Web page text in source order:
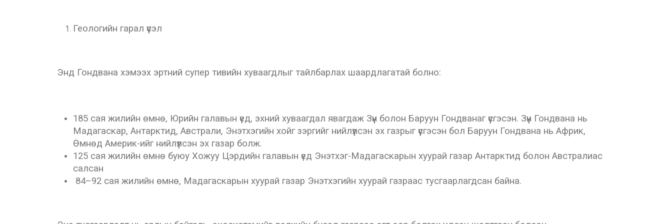
Геологийн гарал үүсэл
Энд Гондвана хэмээх эртний супер тивийн хуваагдлыг тайлбарлах шаардлагатай болно:
185 сая жилийн өмнө, Юрийн галавын үед, эхний хуваагдал явагдаж Зүүн болон Баруун Гондванаг үүсгэсэн. Зүүн Гондвана нь
Мадагаскар, Антарктид, Австрали, Энэтхэгийн хойг зэргийг нийлүүлсэн эх газрыг үүсгэсэн бол Баруун Гондвана нь Африк,
Өмнөд Америк-ийг нийлүүлсэн эх газар болж.
125 сая жилийн өмнө буюу Хожуу Цэрдийн галавын үед Энэтхэг-Мадагаскарын хуурай газар Антарктид болон Австралиас
салсан
84–92 сая жилийн өмнө, Мадагаскарын хуурай газар Энэтхэгийн хуурай газраас тусгаарлагдсан байна.